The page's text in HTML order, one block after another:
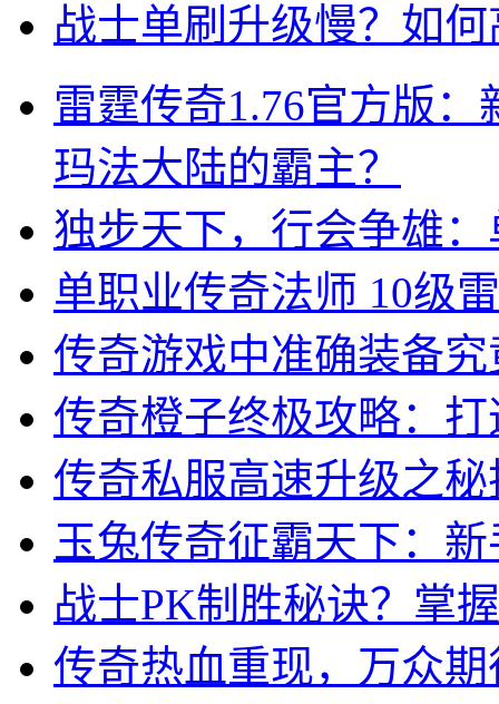
战士单刷升级慢？如
雷霆传奇1.76官方版
玛法大陆的霸主？
独步天下，行会争雄
单职业传奇法师 10级
传奇游戏中准确装备
传奇橙子终极攻略：
传奇私服高速升级之
玉兔传奇征霸天下：
战士PK制胜秘诀？掌
传奇热血重现，万众